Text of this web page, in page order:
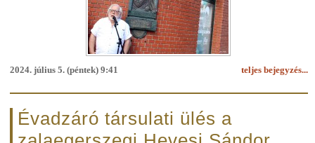
teljes bejegyzés...
2024. július 5. (péntek) 9:41
Évadzáró társulati ülés a